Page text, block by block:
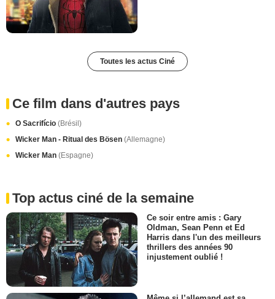
Toutes les actus Ciné
Ce film dans d'autres pays
O Sacrifício (Brésil)
Wicker Man - Ritual des Bösen (Allemagne)
Wicker Man (Espagne)
Top actus ciné de la semaine
Ce soir entre amis : Gary
Oldman, Sean Penn et Ed
Harris dans l'un des meilleurs
thrillers des années 90
injustement oublié !